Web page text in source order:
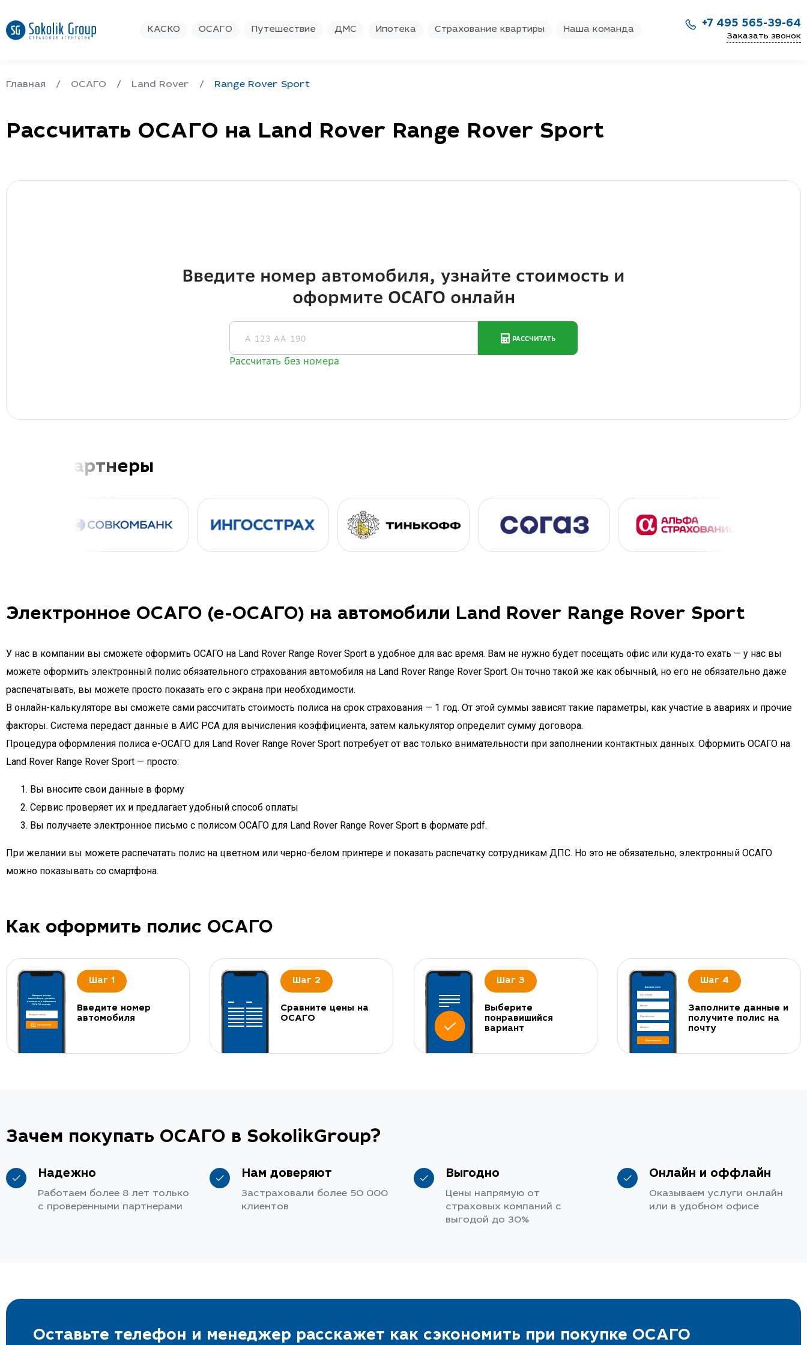
КАСКО ОСАГО Путешествие ДМС Ипотека Страхование квартиры Наша команда
+7 495 565-39-64
Заказать звонок
Главная ОСАГО Land Rover Range Rover Sport
Рассчитать ОСАГО на Land Rover Range Rover Sport
Наши партнеры
Электронное ОСАГО (е-ОСАГО) на автомобили Land Rover Range Rover Sport
У нас в компании вы сможете оформить ОСАГО на Land Rover Range Rover Sport в удобное для вас время. Вам не нужно будет посещать офис или куда-то ехать — у нас вы
можете оформить электронный полис обязательного страхования автомобиля на Land Rover Range Rover Sport. Он точно такой же как обычный, но его не обязательно даже
распечатывать, вы можете просто показать его с экрана при необходимости.
В онлайн-калькуляторе вы сможете сами рассчитать стоимость полиса на срок страхования — 1 год. От этой суммы зависят такие параметры, как участие в авариях и прочие
факторы. Система передаст данные в АИС РСА для вычисления коэффициента, затем калькулятор определит сумму договора.
Процедура оформления полиса e-ОСАГО для Land Rover Range Rover Sport потребует от вас только внимательности при заполнении контактных данных. Оформить ОСАГО на
Land Rover Range Rover Sport — просто:
Вы вносите свои данные в форму
Сервис проверяет их и предлагает удобный способ оплаты
Вы получаете электронное письмо с полисом ОСАГО для Land Rover Range Rover Sport в формате pdf.
При желании вы можете распечатать полис на цветном или черно-белом принтере и показать распечатку сотрудникам ДПС. Но это не обязательно, электронный ОСАГО
можно показывать со смартфона.
Как оформить полис ОСАГО
Шаг 1
Введите номер
автомобиля
Шаг 2
Сравните цены на
ОСАГО
Шаг 3
Выберите
понравишийся
вариант
Шаг 4
Заполните данные и
получите полис на
почту
Зачем покупать ОСАГО в SokolikGroup?
Надежно
Работаем более 8 лет только
с проверенными партнерами
Нам доверяют
Застраховали более 50 000
клиентов
Выгодно
Цены напрямую от
страховых компаний с
выгодой до 30%
Онлайн и оффлайн
Оказываем услуги онлайн
или в удобном офисе
Оставьте телефон и менеджер расскажет как сэкономить при покупке ОСАГО